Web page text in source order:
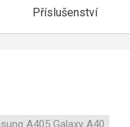
Příslušenství
A405 Galaxy A40